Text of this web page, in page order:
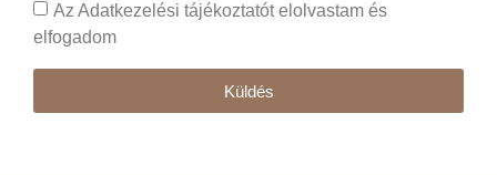
Az Adatkezelési tájékoztatót elolvastam és
elfogadom
Küldés